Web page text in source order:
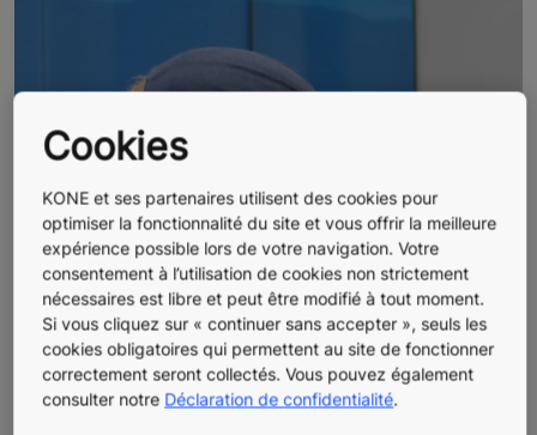
Cookies
KONE et ses partenaires utilisent des cookies pour
optimiser la fonctionnalité du site et vous offrir la meilleure
expérience possible lors de votre navigation. Votre
consentement à l’utilisation de cookies non strictement
nécessaires est libre et peut être modifié à tout moment.
Si vous cliquez sur « continuer sans accepter », seuls les
cookies obligatoires qui permettent au site de fonctionner
correctement seront collectés. Vous pouvez également
consulter notre Déclaration de confidentialité.